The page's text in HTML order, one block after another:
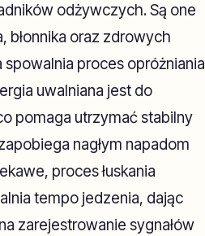
odżywczych. Są one
błonnika oraz zdrowych
spowalnia proces opróżniania
uwalniana jest do
pomaga utrzymać stabilny
nagłym napadom
proces łuskania
tempo jedzenia, dając
zarejestrowanie sygnałów